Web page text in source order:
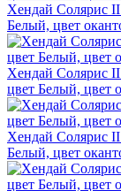
Хендай Солярис
Белый, цвет
Хендай Солярис
цвет Белый, цвет
Хендай Солярис
Белый, цвет